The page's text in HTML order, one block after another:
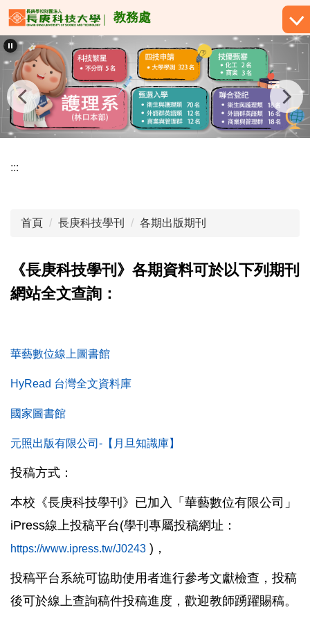
跳
到
主
要
內
容
區
教務處
:::
首頁 長庚科技學刊 各期出版期刊
《長庚科技學刊》各期資料可於以下列期刊
網站全文查詢：
華藝數位線上圖書館
HyRead 台灣全文資料庫
國家圖書館
元照出版有限公司-【月旦知識庫】
投稿方式：
本校《長庚科技學刊》已加入「華藝數位有限公司」
iPress線上投稿平台(學刊專屬投稿網址：
https://www.ipress.tw/J0243 )，
投稿平台系統可協助使用者進行參考文獻檢查，投稿
後可於線上查詢稿件投稿進度，歡迎教師踴躍賜稿。